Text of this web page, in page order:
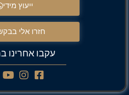
ייעוץ מידי
חזרו אלי
עקבו אחרינו